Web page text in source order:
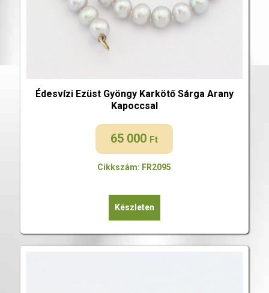
Édesvízi Ezüst Gyöngy Karkötő Sárga Arany
Kapoccsal
65 000 Ft
Cikkszám: FR2095
Készleten